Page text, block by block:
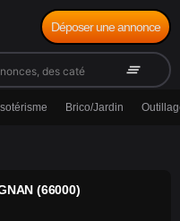
clear_all
Déposer une annonce
Brico/Jardin
(66000)